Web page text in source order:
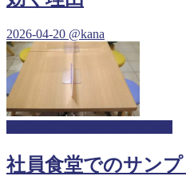
2026-04-20 @kana
社員食堂でのサン